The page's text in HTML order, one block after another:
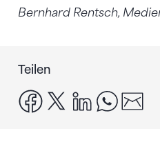
Bernhard Rentsch,
Teilen
facebook
x linkedin